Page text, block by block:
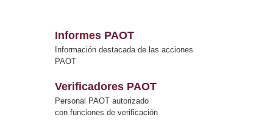
Informes PAOT
Información destacada de las acciones
PAOT
Verificadores PAOT
Personal PAOT autorizado
con funciones de verificación